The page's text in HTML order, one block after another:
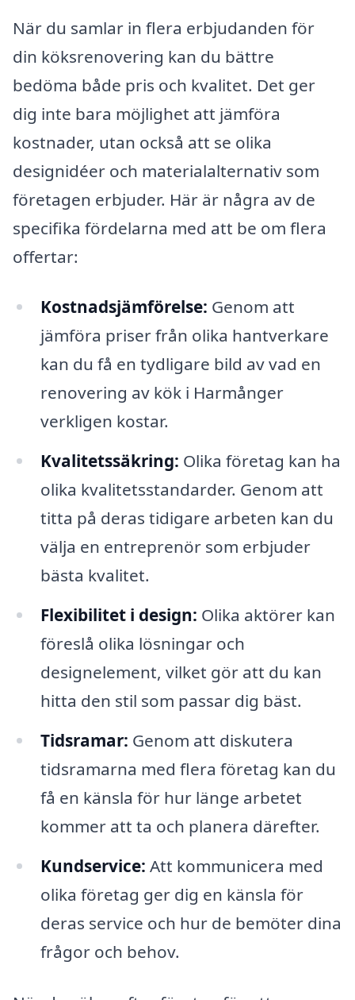
När du samlar in flera erbjudanden för
din köksrenovering kan du bättre
bedöma både pris och kvalitet. Det ger
dig inte bara möjlighet att jämföra
kostnader, utan också att se olika
designidéer och materialalternativ som
företagen erbjuder. Här är några av de
specifika fördelarna med att be om flera
offertar:
Kostnadsjämförelse: Genom att
jämföra priser från olika hantverkare
kan du få en tydligare bild av vad en
renovering av kök i Harmånger
verkligen kostar.
Kvalitetssäkring: Olika företag kan ha
olika kvalitetsstandarder. Genom att
titta på deras tidigare arbeten kan du
välja en entreprenör som erbjuder
bästa kvalitet.
Flexibilitet i design: Olika aktörer kan
föreslå olika lösningar och
designelement, vilket gör att du kan
hitta den stil som passar dig bäst.
Tidsramar: Genom att diskutera
tidsramarna med flera företag kan du
få en känsla för hur länge arbetet
kommer att ta och planera därefter.
Kundservice: Att kommunicera med
olika företag ger dig en känsla för
deras service och hur de bemöter dina
frågor och behov.